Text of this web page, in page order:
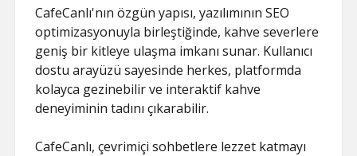
CafeCanlı'nın özgün yapısı, yazılımının SEO
optimizasyonuyla birleştiğinde, kahve severlere
geniş bir kitleye ulaşma imkanı sunar. Kullanıcı
dostu arayüzü sayesinde herkes, platformda
kolayca gezinebilir ve interaktif kahve
deneyiminin tadını çıkarabilir.
CafeCanlı, çevrimiçi sohbetlere lezzet katmayı